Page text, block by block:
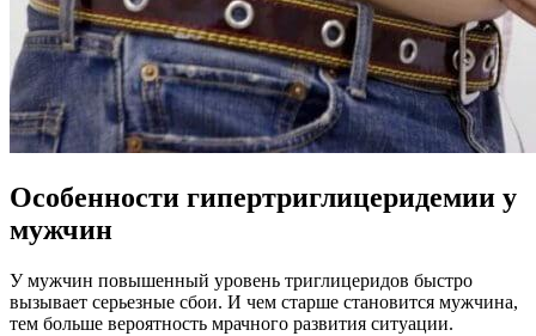
Особенности гипертриглицеридемии у
мужчин
У мужчин повышенный уровень триглицеридов быстро
вызывает серьезные сбои. И чем старше становится мужчина,
тем больше вероятность мрачного развития ситуации.